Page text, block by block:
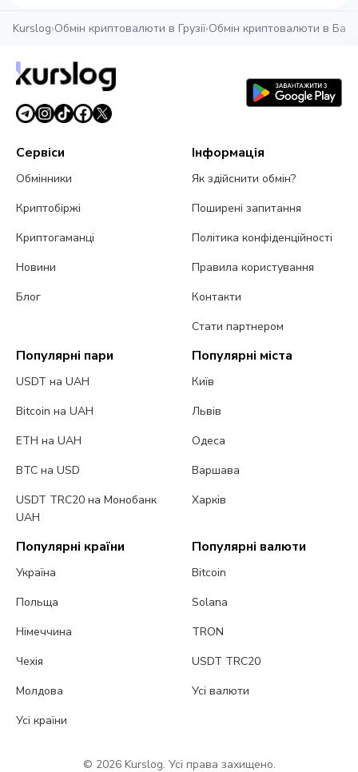
Kurslog›Обмін криптовалюти в Грузії›Обмін криптовалюти в
Сервіси
Обмінники
Криптобіржі
Криптогаманці
Новини
Блог
Інформація
Як здійснити обмін?
Поширені запитання
Політика конфіденційності
Правила користування
Контакти
Стати партнером
Популярні пари
USDT на UAH
Bitcoin на UAH
ETH на UAH
BTC на USD
USDT TRC20 на Монобанк
UAH
Популярні міста
Київ
Львів
Одеса
Варшава
Харків
Популярні країни
Україна
Польща
Німеччина
Чехія
Молдова
Усі країни
Популярні валюти
Bitcoin
Solana
TRON
USDT TRC20
Усі валюти
© 2026 Kurslog. Усі права захищено.